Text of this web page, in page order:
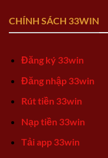
CHÍNH SÁCH 33WIN
Đăng ký 33win
Đăng nhập 33win
Rút tiền 33win
Nạp tiền 33win
Tải app 33win